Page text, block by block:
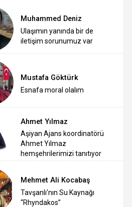
Muhammed Deniz
Ulaşımın yanında bir de
iletişim sorunumuz var
Mustafa Göktürk
Esnafa moral olalım
Ahmet Yılmaz
Aşiyan Ajans koordinatörü
Ahmet Yılmaz
hemşehrilerimizi tanıtıyor
Mehmet Ali Kocabaş
Tavşanlı’nın Su Kaynağı
“Rhyndakos”